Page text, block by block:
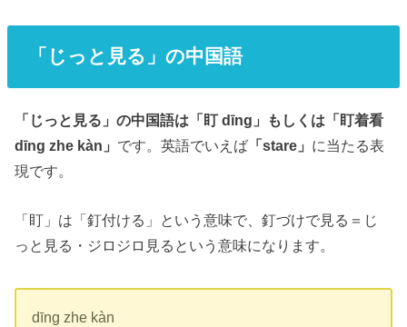
「じっと見る」の中国語
「じっと見る」の中国語は「盯 dīng」もしくは「盯着看
dīng zhe kàn」 です。英語でいえば 「stare」 に当たる表
現です。
「盯」は「釘付ける」という意味で、釘づけで見る＝じ
っと見る・ジロジロ見るという意味になります。
dīng zhe kàn